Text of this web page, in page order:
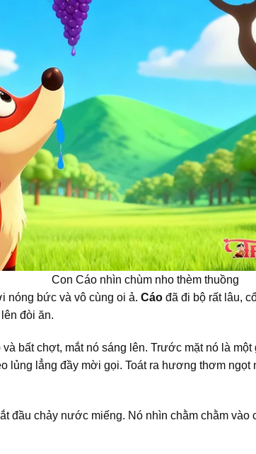
Con Cáo nhìn chùm nho thèm thuồng
nóng bức và vô cùng oi ả. Cáo đã đi bộ rất lâu,
đòi ăn.
bất chợt, mắt nó sáng lên. Trước mặt nó là
lủng lẳng đầy mời gọi. Toát ra hương thơm ngọt
đầu chảy nước miếng. Nó nhìn chằm chằm vào